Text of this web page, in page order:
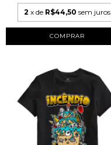
2 x de R$44,50 sem juros
COMPRAR